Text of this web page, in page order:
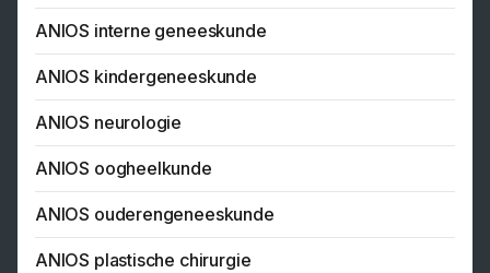
ANIOS interne geneeskunde
ANIOS kindergeneeskunde
ANIOS neurologie
ANIOS oogheelkunde
ANIOS ouderengeneeskunde
ANIOS plastische chirurgie